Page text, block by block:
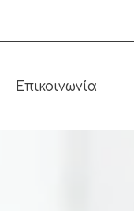
Επικοινωνία